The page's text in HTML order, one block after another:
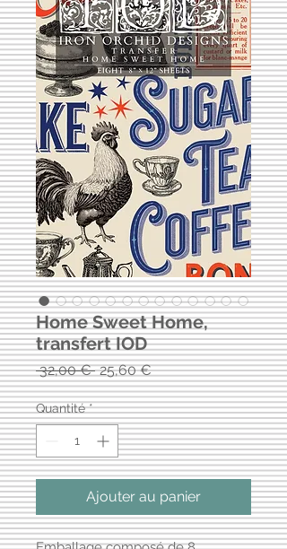
Home Sweet Home,
transfert IOD
32,00 € Prix
original
25,60 €Prix
promotionnel
Quantité *
Ajouter au panier